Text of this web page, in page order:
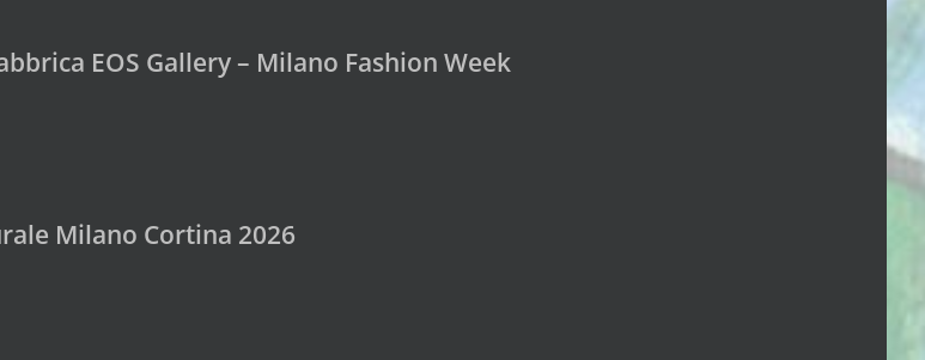
EOS Gallery – Milano Fashion Week
Milano Cortina 2026